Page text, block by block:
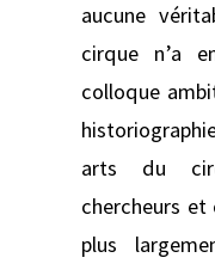
aucune
cirque n’a
colloque
arts du
chercheurs et
plus